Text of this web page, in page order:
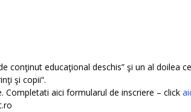
conţinut educaţional deschis” şi un al doilea
şi copii“.
Completati aici formularul de inscriere – click